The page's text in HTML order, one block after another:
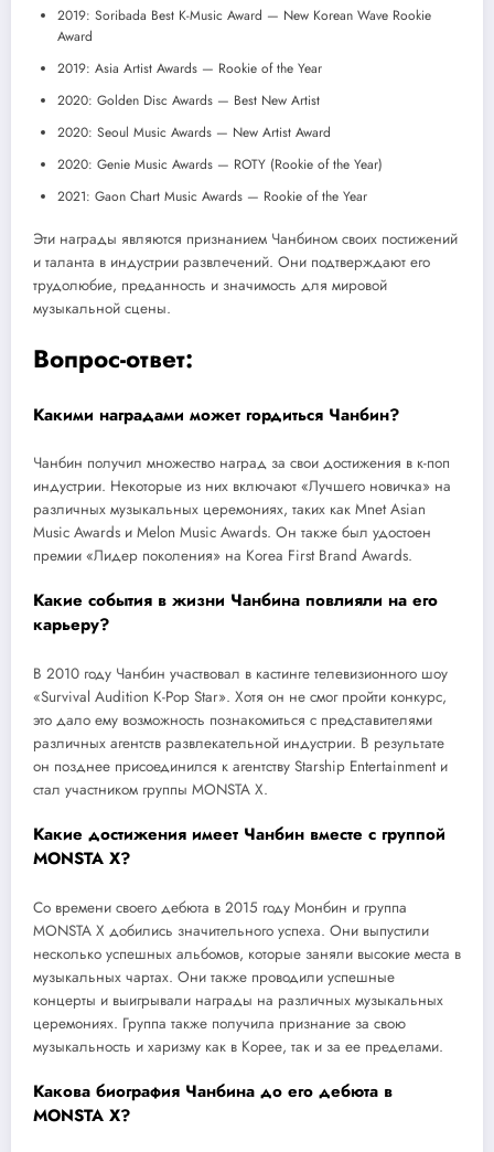
2019: Soribada Best K-Music Award — New Korean Wave Rookie
Award
2019: Asia Artist Awards — Rookie of the Year
2020: Golden Disc Awards — Best New Artist
2020: Seoul Music Awards — New Artist Award
2020: Genie Music Awards — ROTY (Rookie of the Year)
2021: Gaon Chart Music Awards — Rookie of the Year
Эти награды являются признанием Чанбином своих постижений
и таланта в индустрии развлечений. Они подтверждают его
трудолюбие, преданность и значимость для мировой
музыкальной сцены.
Вопрос-ответ:
Какими наградами может гордиться Чанбин?
Чанбин получил множество наград за свои достижения в к-поп
индустрии. Некоторые из них включают «Лучшего новичка» на
различных музыкальных церемониях, таких как Mnet Asian
Music Awards и Melon Music Awards. Он также был удостоен
премии «Лидер поколения» на Korea First Brand Awards.
Какие события в жизни Чанбина повлияли на его
карьеру?
В 2010 году Чанбин участвовал в кастинге телевизионного шоу
«Survival Audition K-Pop Star». Хотя он не смог пройти конкурс,
это дало ему возможность познакомиться с представителями
различных агентств развлекательной индустрии. В результате
он позднее присоединился к агентству Starship Entertainment и
стал участником группы MONSTA X.
Какие достижения имеет Чанбин вместе с группой
MONSTA X?
Со времени своего дебюта в 2015 году Монбин и группа
MONSTA X добились значительного успеха. Они выпустили
несколько успешных альбомов, которые заняли высокие места в
музыкальных чартах. Они также проводили успешные
концерты и выигрывали награды на различных музыкальных
церемониях. Группа также получила признание за свою
музыкальность и харизму как в Корее, так и за ее пределами.
Какова биография Чанбина до его дебюта в
MONSTA X?